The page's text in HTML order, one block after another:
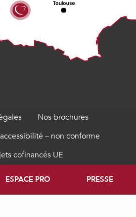
Nos brochures
– non conforme
cofinancés UE
ESPACE PRO PRESSE